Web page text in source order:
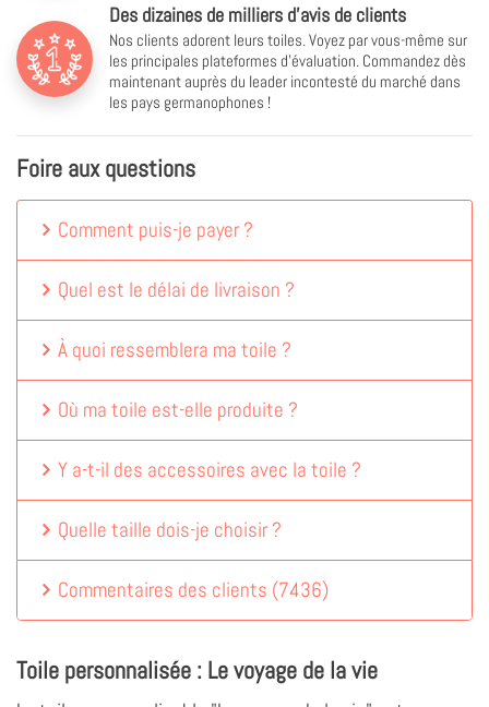
Des dizaines de milliers d'avis de clients
Nos clients adorent leurs toiles. Voyez par vous-même sur
les principales plateformes d'évaluation. Commandez dès
maintenant auprès du leader incontesté du marché dans
les pays germanophones !
Foire aux questions
Comment puis-je payer ?
Quel est le délai de livraison ?
À quoi ressemblera ma toile ?
Où ma toile est-elle produite ?
Y a-t-il des accessoires avec la toile ?
Quelle taille dois-je choisir ?
Commentaires des clients (7436)
Toile personnalisée : Le voyage de la vie